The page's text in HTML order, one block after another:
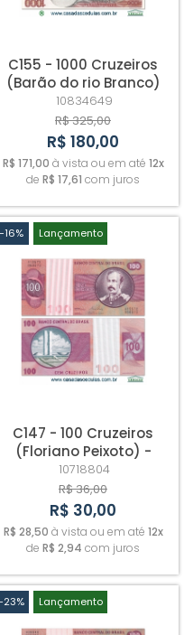
C155 - 1000 Cruzeiros
(Barão do rio Branco)
Cabeção - Sob/Fe
10834649
R$ 325,00
R$ 180,00
R$ 171,00 à vista ou em até 12x
de R$ 17,61 com juros
-16% Lançamento
C147 - 100 Cruzeiros
(Floriano Peixoto) -
Sob/Fe+
10718804
R$ 36,00
R$ 30,00
R$ 28,50 à vista ou em até 12x
de R$ 2,94 com juros
Lançamento